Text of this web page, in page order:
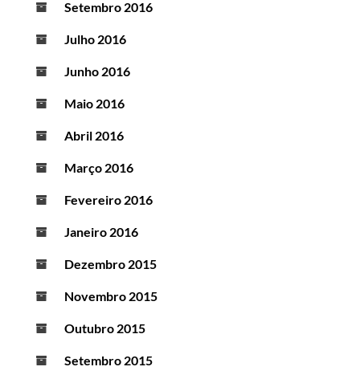
Setembro 2016
Julho 2016
Junho 2016
Maio 2016
Abril 2016
Março 2016
Fevereiro 2016
Janeiro 2016
Dezembro 2015
Novembro 2015
Outubro 2015
Setembro 2015